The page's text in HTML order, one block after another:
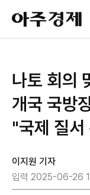
아
주
경
나토 회의
개국 국방
"국제 질서
이지원 기자
입력 2025-06-26